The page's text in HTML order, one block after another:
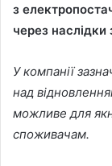
з
через наслідки
У компанії
над
можливе для
споживачам.